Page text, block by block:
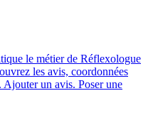
le métier de Réflexologue
les avis, coordonnées
Ajouter un avis. Poser une